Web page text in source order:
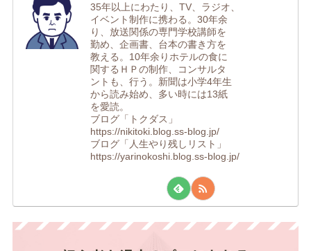
35年以上にわたり、TV、ラジオ、
イベント制作に携わる。30年余
り、放送関係の専門学校講師を
勤め、企画書、台本の書き方を
教える。10年余りホテルの食に
関するＨＰの制作、コンサルタ
ントも、行う。新聞は小学4年生
から読み始め、多い時には13紙
を愛読。
ブログ「トクダス」
https://nikitoki.blog.ss-blog.jp/
ブログ「人生やり残しリスト」
https://yarinokoshi.blog.ss-blog.jp/